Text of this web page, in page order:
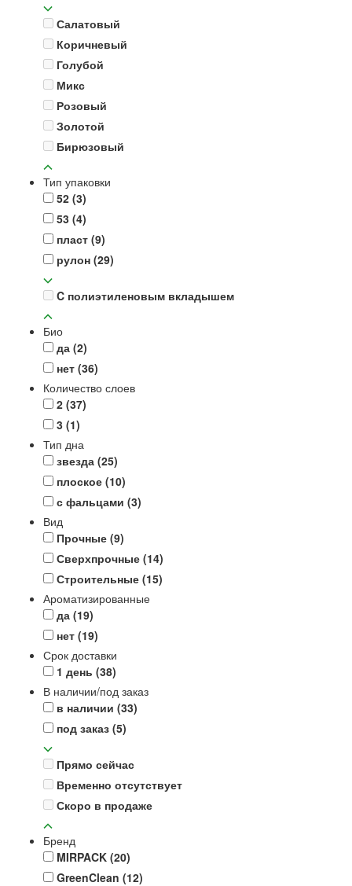
Салатовый
Коричневый
Голубой
Микс
Розовый
Золотой
Бирюзовый
Тип упаковки
52 (3)
53 (4)
пласт (9)
рулон (29)
C полиэтиленовым вкладышем
Био
да (2)
нет (36)
Количество слоев
2 (37)
3 (1)
Тип дна
звезда (25)
плоское (10)
с фальцами (3)
Вид
Прочные (9)
Сверхпрочные (14)
Строительные (15)
Ароматизированные
да (19)
нет (19)
Срок доставки
1 день (38)
В наличии/под заказ
в наличии (33)
под заказ (5)
Прямо сейчас
Временно отсутствует
Скоро в продаже
Бренд
MIRPACK (20)
GreenClean (12)